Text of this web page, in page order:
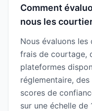
Comment
nous les
Nous évaluons
frais de courtage,
plateformes
réglementaire,
scores de
sur une échelle